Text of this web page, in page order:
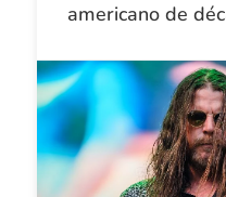
americano de